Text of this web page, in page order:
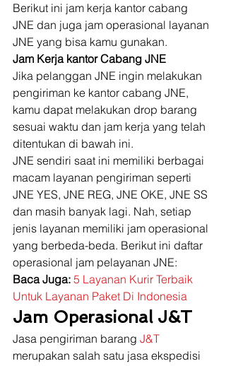
Berikut ini jam kerja kantor cabang
JNE dan juga jam operasional layanan
JNE yang bisa kamu gunakan.
Jam Kerja kantor Cabang JNE
Jika pelanggan JNE ingin melakukan
pengiriman ke kantor cabang JNE,
kamu dapat melakukan drop barang
sesuai waktu dan jam kerja yang telah
ditentukan di bawah ini.
JNE sendiri saat ini memiliki berbagai
macam layanan pengiriman seperti
JNE YES, JNE REG, JNE OKE, JNE SS
dan masih banyak lagi. Nah, setiap
jenis layanan memiliki jam operasional
yang berbeda-beda. Berikut ini daftar
operasional jam pelayanan JNE:
Baca Juga: 5 Layanan Kurir Terbaik
Untuk Layanan Paket Di Indonesia
Jam Operasional J&T
Jasa pengiriman barang J&T
merupakan salah satu jasa ekspedisi